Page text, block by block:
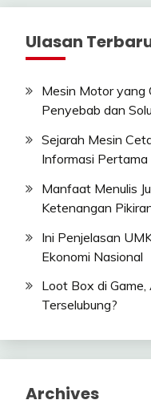
Ulasan
Mesin Motor yang
Penyebab dan
Sejarah Mesin
Informasi Pertama
Manfaat Menulis
Ketenangan
Ini Penjelasan
Ekonomi Nasional
Loot Box di
Terselubung?
Archives